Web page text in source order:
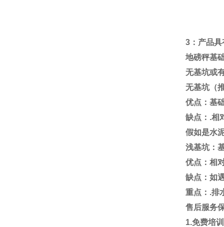
3 ：产品
地磅秤基
无基坑或
无基坑（
优点：基
缺点： .相
假如是水
浅基坑：
优点：相
缺点：如
重点： .排
售后服务
1.免费培